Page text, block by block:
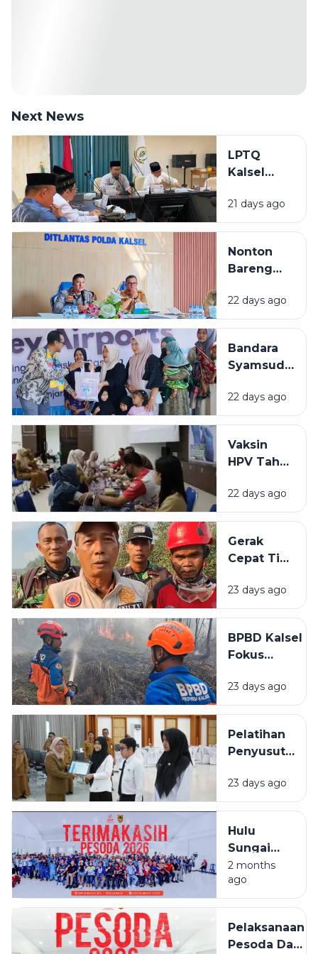
Next News
LPTQ
Kalsel
Gembleng
Kafilah
MTQ
Nasional
21 days ago
Nonton
Bareng
Dunia 2026
di Kalsel,
Siapkan
Dukungan
22 days ago
Bandara
Syamsudin
Salurkan
Bantuan
untuk
Stunting
Rumah
Layak Huni
22 days ago
Vaksin
HPV Tahap
BBPOM
Banjarbaru
Target
Peserta
22 days ago
Gerak
Cepat Tim
Cegah
Karhutla
Landasan
Ulin Timur
23 days ago
BPBD Kalsel
Fokus
Permukiman
Saat
Meluas di
Banjarbaru
23 days ago
Pelatihan
Penyusutan
BPSDMD
Kalsel
ASN Lulus
23 days ago
Hulu
Sungai
Selatan
Juara
Umum
2026
2 months
ago
Pelaksanaan
Pesoda Dan